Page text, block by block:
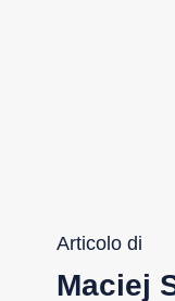
Articolo di
Maciej